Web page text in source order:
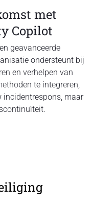
met
Copilot
geavanceerde
ondersteunt bij
en verhelpen van
te integreren,
maar